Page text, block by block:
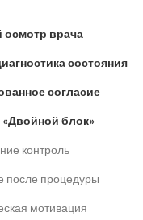
врача
состояния
согласие
блок»
контроль
после процедуры
мотивация